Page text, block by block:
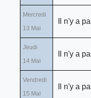
Mercredi
13 Mai
Il n'y a
Jeudi
14 Mai
Il n'y a
Vendredi
15 Mai
Il n'y a